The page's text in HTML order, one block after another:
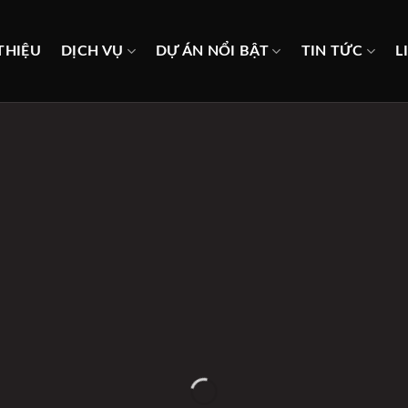
DỊCH VỤ DỰ ÁN NỔI BẬT TIN TỨC